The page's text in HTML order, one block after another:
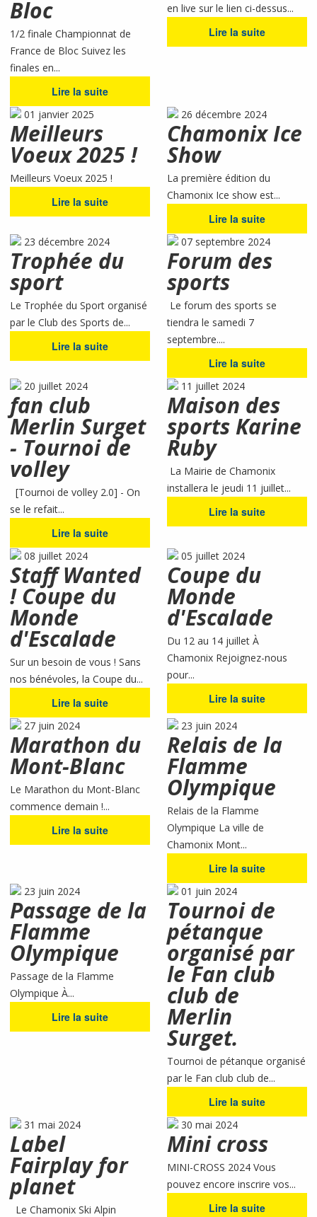
Bloc
1/2 finale Championnat de
France de Bloc Suivez les
finales en...
Lire la suite
en live sur le lien ci-dessus...
Lire la suite
01 janvier 2025
Meilleurs
Voeux 2025 !
Meilleurs Voeux 2025 !
Lire la suite
26 décembre 2024
Chamonix Ice
Show
La première édition du
Chamonix Ice show est...
Lire la suite
23 décembre 2024
Trophée du
sport
Le Trophée du Sport organisé
par le Club des Sports de...
Lire la suite
07 septembre 2024
Forum des
sports
Le forum des sports se
tiendra le samedi 7
septembre....
Lire la suite
20 juillet 2024
fan club
Merlin Surget
- Tournoi de
volley
[Tournoi de volley 2.0] - On
se le refait...
Lire la suite
11 juillet 2024
Maison des
sports Karine
Ruby
La Mairie de Chamonix
installera le jeudi 11 juillet...
Lire la suite
08 juillet 2024
Staff Wanted
! Coupe du
Monde
d'Escalade
Sur un besoin de vous ! Sans
nos bénévoles, la Coupe du...
Lire la suite
05 juillet 2024
Coupe du
Monde
d'Escalade
Du 12 au 14 juillet À
Chamonix Rejoignez-nous
pour...
Lire la suite
27 juin 2024
Marathon du
Mont-Blanc
Le Marathon du Mont-Blanc
commence demain !...
Lire la suite
23 juin 2024
Relais de la
Flamme
Olympique
Relais de la Flamme
Olympique La ville de
Chamonix Mont...
Lire la suite
23 juin 2024
Passage de la
Flamme
Olympique
Passage de la Flamme
Olympique À...
Lire la suite
01 juin 2024
Tournoi de
pétanque
organisé par
le Fan club
club de
Merlin
Surget.
Tournoi de pétanque organisé
par le Fan club club de...
Lire la suite
31 mai 2024
Label
Fairplay for
planet
Le Chamonix Ski Alpin
30 mai 2024
Mini cross
MINI-CROSS 2024 Vous
pouvez encore inscrire vos...
Lire la suite